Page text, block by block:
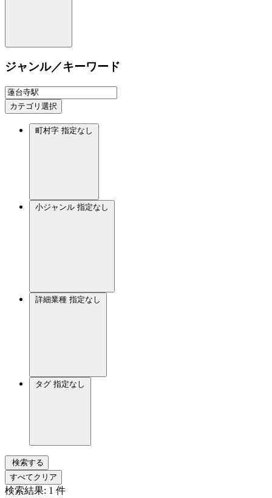
ジャンル／キーワード
カテゴリ選択
町村字 指定なし
小ジャンル 指定なし
詳細業種 指定なし
タグ 指定なし
検索する
すべてクリア
検索結果: 1 件